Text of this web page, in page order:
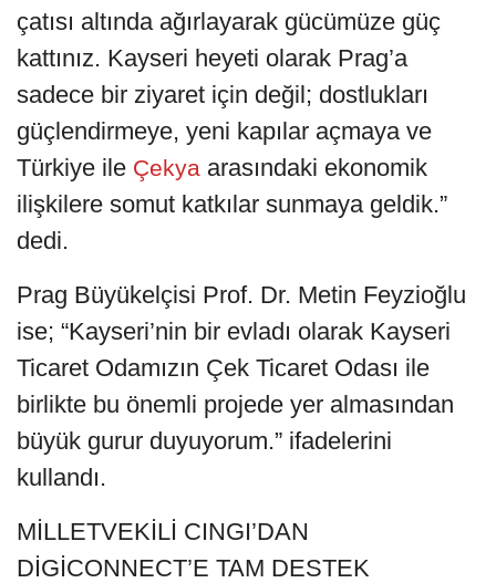
çatısı altında ağırlayarak gücümüze güç
kattınız. Kayseri heyeti olarak Prag’a
sadece bir ziyaret için değil; dostlukları
güçlendirmeye, yeni kapılar açmaya ve
Türkiye ile Çekya arasındaki ekonomik
ilişkilere somut katkılar sunmaya geldik.”
dedi.
Prag Büyükelçisi Prof. Dr. Metin Feyzioğlu
ise; “Kayseri’nin bir evladı olarak Kayseri
Ticaret Odamızın Çek Ticaret Odası ile
birlikte bu önemli projede yer almasından
büyük gurur duyuyorum.” ifadelerini
kullandı.
MİLLETVEKİLİ CINGI’DAN
DİGİCONNECT’E TAM DESTEK